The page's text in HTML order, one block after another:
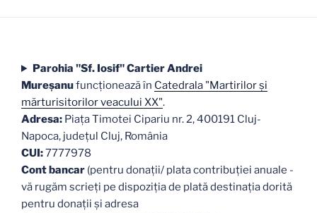
Parohia "Sf. Iosif" Cartier Andrei
Mureşanufuncţionează în Catedrala "Martirilor şi
mărturisitorilor veacului XX".
Adresa: Piaţa Timotei Cipariu nr. 2, 400191 Cluj-
Napoca, judeţul Cluj, România
CUI:7777978
Cont bancar (pentru donații/ plata contribuției anuale -
vă rugăm scrieți pe dispoziția de plată destinația dorită
pentru donații și adresa